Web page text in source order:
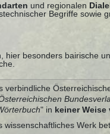
und regionalen
Begriffe sowie
besonders bairische
" in keiner Weise
wissenschaftliches Werk